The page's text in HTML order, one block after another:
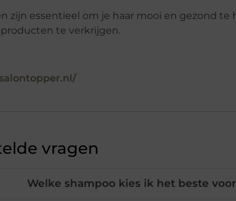
zijn essentieel om je haar mooi en gezond te
te verkrijgen.
vragen
Welke shampoo kies ik het beste